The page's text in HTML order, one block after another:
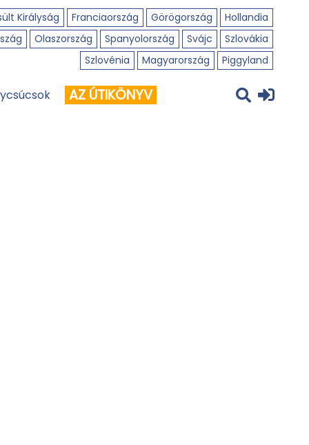
Királyság Franciaország Görögország
Hollandia
Olaszország Spanyolország Svájc
Szlovákia
Szlovénia
Magyarország Piggyland
AZ ÚTIKÖNYV